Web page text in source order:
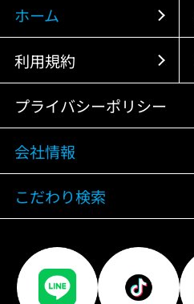
ホーム
利用規約
プライバシーポリシー
会社情報
こだわり検索